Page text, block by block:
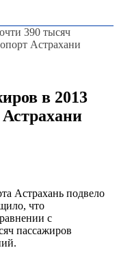
390 тысяч
Астрахани
в 2013
Астрахань подвело
что
с
пассажиров